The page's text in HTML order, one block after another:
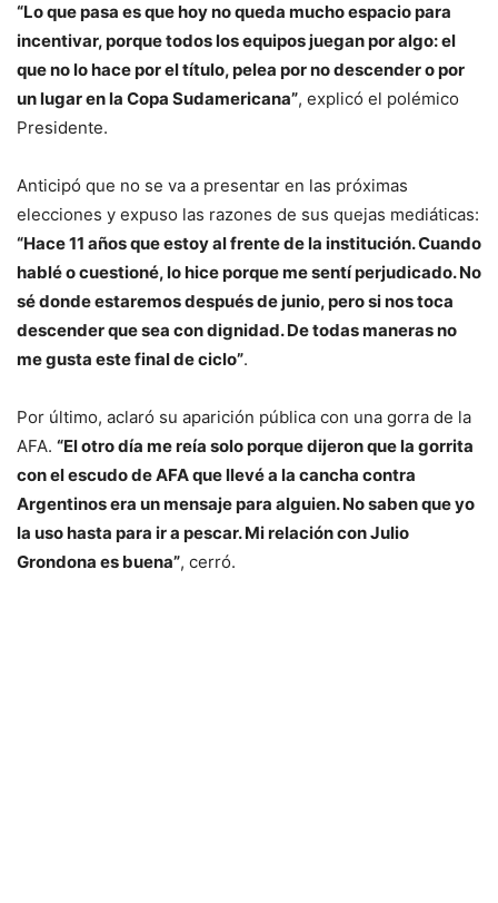
“Lo que pasa es que hoy no queda mucho espacio para
incentivar, porque todos los equipos juegan por algo: el
que no lo hace por el título, pelea por no descender o por
un lugar en la Copa Sudamericana”, explicó el polémico
Presidente.
Anticipó que no se va a presentar en las próximas
elecciones y expuso las razones de sus quejas mediáticas:
“Hace 11 años que estoy al frente de la institución. Cuando
hablé o cuestioné, lo hice porque me sentí perjudicado. No
sé donde estaremos después de junio, pero si nos toca
descender que sea con dignidad. De todas maneras no
me gusta este final de ciclo”.
Por último, aclaró su aparición pública con una gorra de la
AFA. “El otro día me reía solo porque dijeron que la gorrita
con el escudo de AFA que llevé a la cancha contra
Argentinos era un mensaje para alguien. No saben que yo
la uso hasta para ir a pescar. Mi relación con Julio
Grondona es buena”, cerró.